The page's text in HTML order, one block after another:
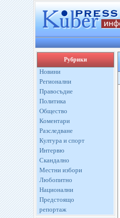
Рубрики
Новини
Регионални
Правосъдие
Политика
Общество
Коментари
Разследване
Култура и спорт
Интервю
Скандално
Местни избори
Любопитно
Национални
Предстоящо
репортаж